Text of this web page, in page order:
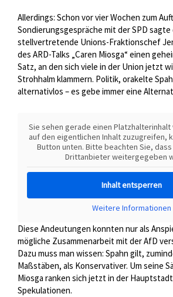
Allerdings: Schon vor vier Wochen zum
Sondierungsgespräche mit der SPD sagte
stellvertretende Unions-Fraktionschef
des ARD-Talks „Caren Miosga“ einen
Satz, an den sich viele in der Union jetzt
Strohhalm klammern. Politik, orakelte
alternativlos – es gebe immer eine
Sie sehen gerade einen Platzhalterinhalt
auf den eigentlichen Inhalt zuzugreifen,
Button unten. Bitte beachten Sie, dass
Drittanbieter weitergegeben
Inhalt entsperren
Weitere Informationen
Diese Andeutungen konnten nur als
mögliche Zusammenarbeit mit der AfD
Dazu muss man wissen: Spahn gilt,
Maßstäben, als Konservativer. Um seine
Miosga ranken sich jetzt in der
Spekulationen.